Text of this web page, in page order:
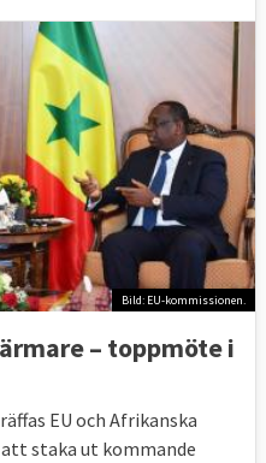
Bild: EU-kommissionen.
– toppmöte i
EU och Afrikanska
staka ut kommande